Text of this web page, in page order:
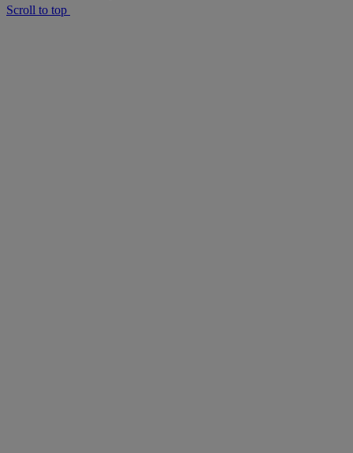
Scroll to top